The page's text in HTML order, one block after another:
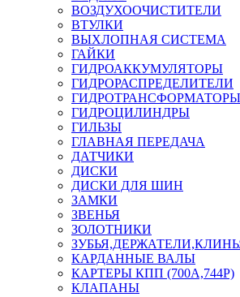
ВОЗДУХООЧИСТИТЕЛИ
ВТУЛКИ
ВЫХЛОПНАЯ СИСТЕМА
ГАЙКИ
ГИДРОАККУМУЛЯТОРЫ
ГИДРОРАСПРЕДЕЛИТЕЛИ
ГИДРОТРАНСФОРМАТОРЫ
ГИДРОЦИЛИНДРЫ
ГИЛЬЗЫ
ГЛАВНАЯ ПЕРЕДАЧА
ДАТЧИКИ
ДИСКИ
ДИСКИ ДЛЯ ШИН
ЗАМКИ
ЗВЕНЬЯ
ЗОЛОТНИКИ
КАРДАННЫЕ ВАЛЫ
КАРТЕРЫ КПП (700А,744Р)
КЛАПАНЫ